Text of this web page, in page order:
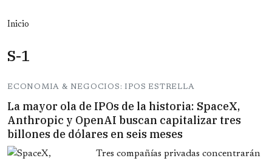
Inicio
S-1
ECONOMIA & NEGOCIOS: IPOS ESTRELLA
La mayor ola de IPOs de la historia: SpaceX,
Anthropic y OpenAI buscan capitalizar tres
billones de dólares en seis meses
Tres compañías privadas concentrarán